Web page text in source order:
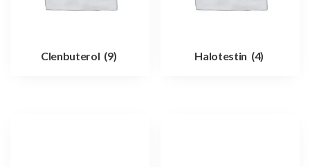
Clenbuterol (9) Halotestin (4)